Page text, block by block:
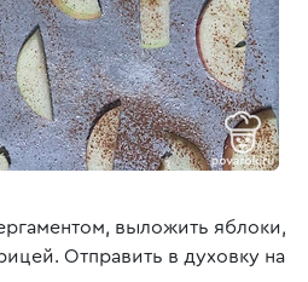
выложить яблоки,
Отправить в духовку на